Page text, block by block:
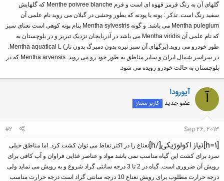
گلهای آن به رنگ قرمز قهوه ای است و فرم Menthe poivree blanche که گلهایش
سفید رنگ است. تذکر : پونه یا پودنه که بطور وحشی در گیلان می روید نام علمی آن
Mentha pulegium می باشد. و گونه Mentha sylvestris بنام پونه کوهی است نعنای سبز
که نام علمی آن Mentha viridis می باشد در آذربایجان نزدیک تبریز و در بلوچستان به
در سراسر شمال ایران و سایر مناطق به طور خود رو می روید. Mentha arvensis که در
بلوچستان به حالت خودرو رویده می شود.
آ آیورودا
عضو جدید کاربر ممتاز
Sep 26, 2013
#2
[h=1]نیاز اکولوژیکی[/h]
نعناع را در اکثر نقاط می توان کشت کرد. اما مناطق خیلی
سرد برای کشت این گیاه مناسب نمی باشد مواد و عناصر غذایی فراوان و آب کافی برای
رویش آن ضروری است. گیاه در 2 تا 3 درجه سانتی گراد شروع و به رویش می نماید ولی
درجه حرارت مطلوب برای رویش نعناع 10 درجه سانتی گراد است درجه حرارت مناسب